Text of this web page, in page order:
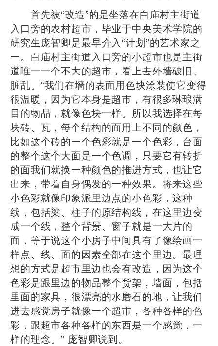
首先被“改造”的是坐落在白庙村主街道
入口旁的农村超市，毕业于中央美术学院的
研究生庞智卿是最早介入“计划”的艺术家之
一。白庙村主街道入口旁的小超市也是主街
道唯一一个不大的超市，看上去外墙破旧、
脏乱。“我们在墙的表面用色块涂装使它变得
很温暖，因为它本身是超市，有很多琳琅满
目的物品，就像色块一样。所以我选择在每
块砖、瓦，每个结构的面用上不同的颜色，
比如这个砖的一个色彩就是一个色彩，台面
的整个这个大面是一个色调，只要它有转折
的面我们就换一种颜色的推进方式，也让它
出来，带着自身偶发的一种效果。将来这些
小色彩就像印象派里边点的小色彩，这种
线，包括梁、柱子的原结构线，在这里边变
成一个线，整个背景、窗子就是一大片的
面，等于说这个小房子中间具有了像绘画一
样点、线、面的因素全部在这个里边。最理
想的方式是超市里边也会有改造，因为这个
色彩是跟里边的物品整个货架，墙面，包括
里面的家具，很漂亮的水磨石的地，让我们
进去感觉房子就像一个超市，各种各样的色
彩，跟超市各种各样的东西是一个感觉，一
样的理念。” 庞智卿说到。